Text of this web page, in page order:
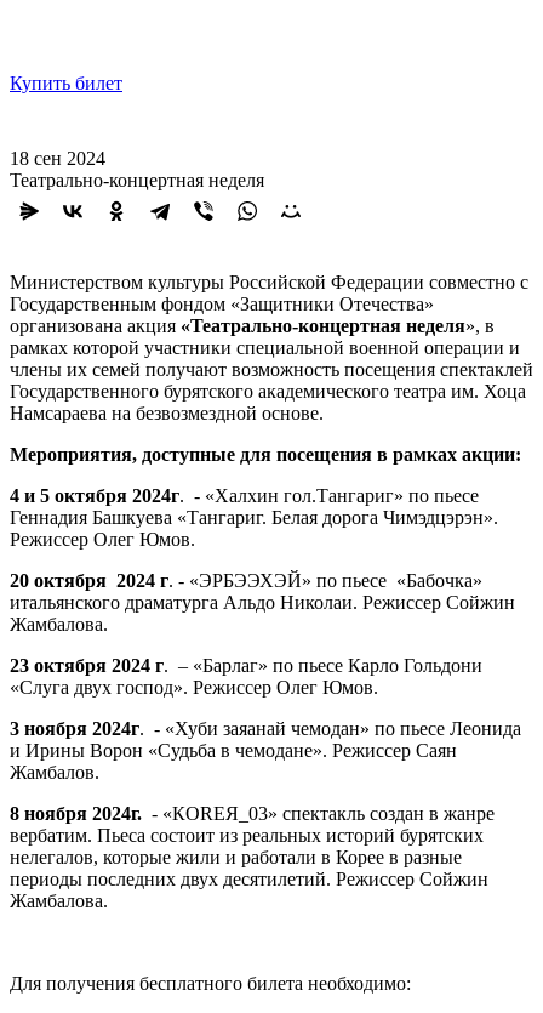
Купить билет
18 сен 2024
Театрально-концертная неделя
Министерством культуры Российской Федерации совместно с
Государственным фондом «Защитники Отечества»
организована акция «Театрально-концертная неделя», в
рамках которой участники специальной военной операции и
члены их семей получают возможность посещения спектаклей
Государственного бурятского академического театра им. Хоца
Намсараева на безвозмездной основе.
Мероприятия, доступные для посещения в рамках акции:
4 и 5 октября 2024г. - «Халхин гол.Тангариг» по пьесе
Геннадия Башкуева «Тангариг. Белая дорога Чимэдцэрэн».
Режиссер Олег Юмов.
20 октября 2024 г. - «ЭРБЭЭХЭЙ» по пьесе «Бабочка»
итальянского драматурга Альдо Николаи. Режиссер Сойжин
Жамбалова.
23 октября 2024 г. – «Барлаг» по пьесе Карло Гольдони
«Слуга двух господ». Режиссер Олег Юмов.
3 ноября 2024г. - «Хуби заяанай чемодан» по пьесе Леонида
и Ирины Ворон «Судьба в чемодане». Режиссер Саян
Жамбалов.
8 ноября 2024г. - «КOREЯ_03» спектакль создан в жанре
вербатим. Пьеса состоит из реальных историй бурятских
нелегалов, которые жили и работали в Корее в разные
периоды последних двух десятилетий. Режиссер Сойжин
Жамбалова.
Для получения бесплатного билета необходимо: